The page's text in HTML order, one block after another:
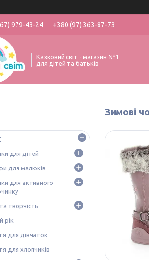
979-43-24 +380 (97) 363-87-73
Казковий світ - магазин №1
для дітей та батьків
Зимові
для дітей
для малюків
для активного
творчість
рік
для дівчаток
для хлопчиків